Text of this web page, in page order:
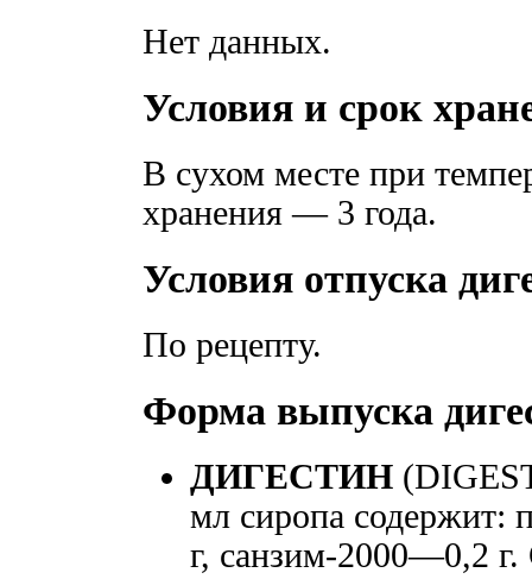
Нет данных.
Условия и срок
В сухом месте при
хранения — 3 года.
Условия отпуска
По рецепту.
Форма выпуска
ДИГЕСТИН
мл сиропа содержит:
г, санзим-2000—0,2